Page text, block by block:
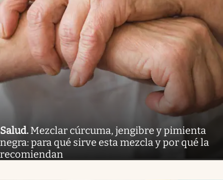
Salud. Mezclar cúrcuma, jengibre y pimienta
negra: para qué sirve esta mezcla y por qué la
recomiendan